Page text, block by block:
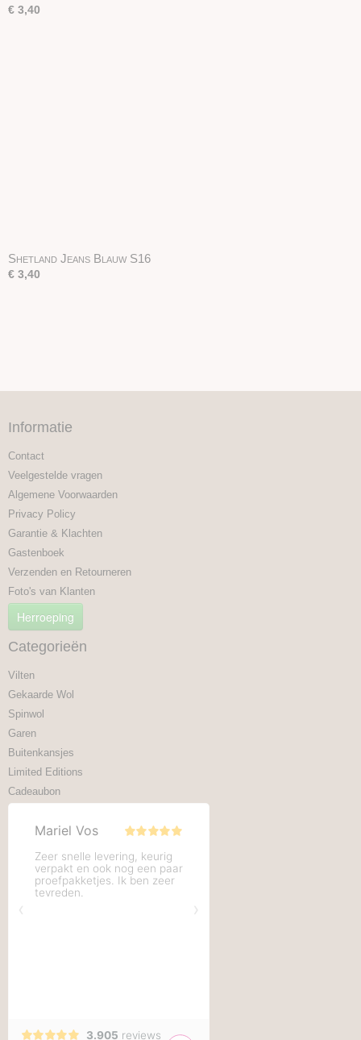
€ 3,40
Shetland Jeans Blauw S16
€ 3,40
Informatie
Contact
Veelgestelde vragen
Algemene Voorwaarden
Privacy Policy
Garantie & Klachten
Gastenboek
Verzenden en Retourneren
Foto's van Klanten
Herroeping
Categorieën
Vilten
Gekaarde Wol
Spinwol
Garen
Buitenkansjes
Limited Editions
Cadeaubon